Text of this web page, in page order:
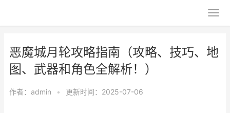
恶魔城月轮攻略指南（攻略、技巧、地
图、武器和角色全解析！）
作者： admin • 更新时间：2025-07-06